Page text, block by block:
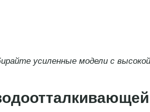
усиленные модели с